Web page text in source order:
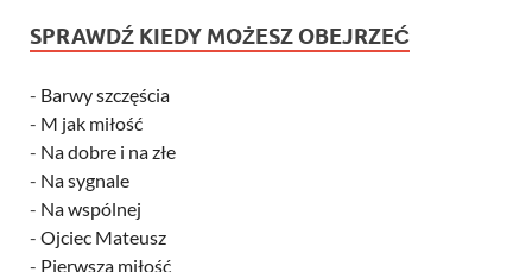
SPRAWDŹ KIEDY MOŻESZ OBEJRZEĆ
- Barwy szczęścia
- M jak miłość
- Na dobre i na złe
- Na sygnale
- Na wspólnej
- Ojciec Mateusz
- Pierwsza miłość